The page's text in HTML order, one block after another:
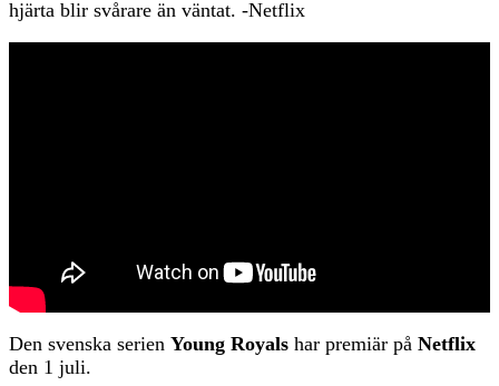
hjärta blir svårare än väntat. -Netflix
Den svenska serien Young Royals har premiär på Netflix
den 1 juli.